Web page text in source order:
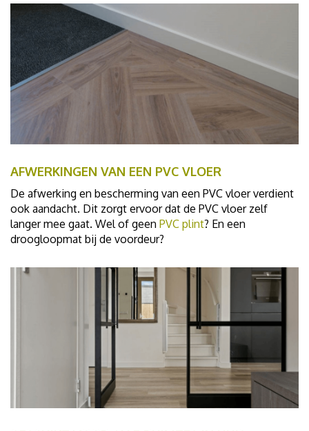
AFWERKINGEN VAN EEN PVC VLOER
De afwerking en bescherming van een PVC vloer verdient
ook aandacht. Dit zorgt ervoor dat de PVC vloer zelf
langer mee gaat. Wel of geen PVC plint? En een
droogloopmat bij de voordeur?